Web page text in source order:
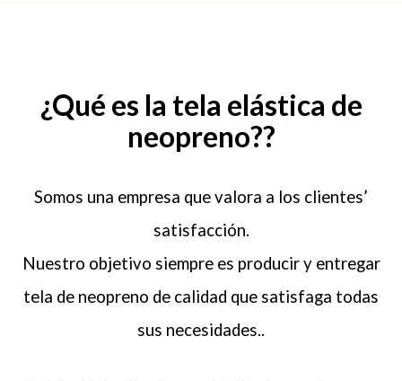
¿Qué es la tela elástica de
neopreno??
Somos una empresa que valora a los clientes’
satisfacción.
Nuestro objetivo siempre es producir y entregar
tela de neopreno de calidad que satisfaga todas
sus necesidades..